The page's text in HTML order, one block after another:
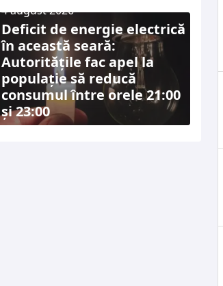
4 august 2026
Deficit de energie electrică
în această seară:
Autoritățile fac apel la
populație să reducă
consumul între orele 21:00
și 23:00